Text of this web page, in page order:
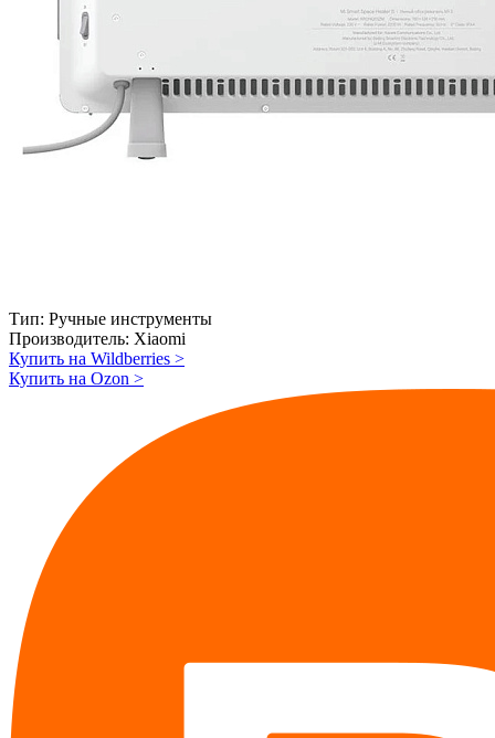
Тип: Ручные инструменты
Производитель: Xiaomi
Купить на Wildberries >
Купить на Ozon >